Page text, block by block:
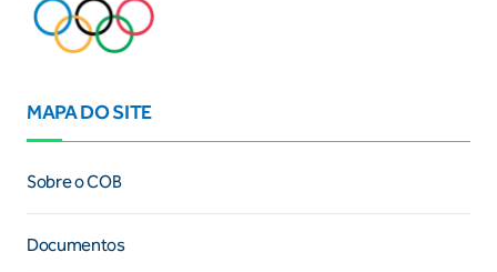
MAPA DO SITE
Sobre o COB
Documentos